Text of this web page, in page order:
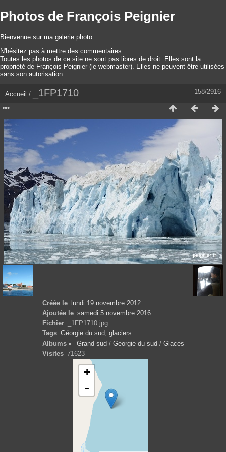
Photos de François Peignier
Bienvenue sur ma galerie photo
N'hésitez pas à mettre des commentaires
Toutes les photos de ce site ne sont pas libres de droit. Elles sont la
propriété de François Peignier (le webmaster). Elles ne peuvent être utilisées
sans son autorisation
158/2916
Accueil / _1FP1710
Créée le
lundi 19 novembre 2012
Ajoutée le samedi 5 novembre 2016
Fichier
_1FP1710.jpg
Tags Géorgie du sud glaciers
Albums
Grand sud / Georgie du sud / Glaces
Visites 71623
+
-